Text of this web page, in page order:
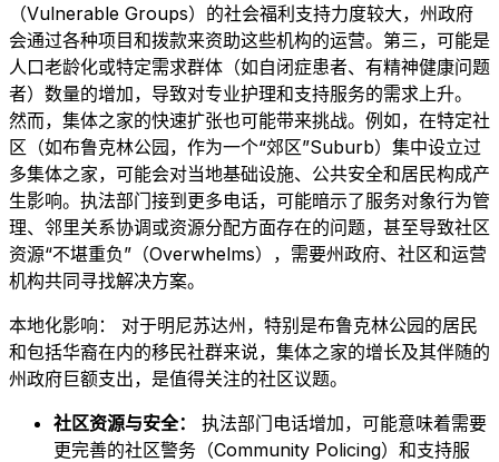
（Vulnerable Groups）的社会福利支持力度较大，州政府
会通过各种项目和拨款来资助这些机构的运营。第三，可能是
人口老龄化或特定需求群体（如自闭症患者、有精神健康问题
者）数量的增加，导致对专业护理和支持服务的需求上升。
然而，集体之家的快速扩张也可能带来挑战。例如，在特定社
区（如布鲁克林公园，作为一个“郊区”Suburb）集中设立过
多集体之家，可能会对当地基础设施、公共安全和居民构成产
生影响。执法部门接到更多电话，可能暗示了服务对象行为管
理、邻里关系协调或资源分配方面存在的问题，甚至导致社区
资源“不堪重负”（Overwhelms），需要州政府、社区和运营
机构共同寻找解决方案。
本地化影响： 对于明尼苏达州，特别是布鲁克林公园的居民
和包括华裔在内的移民社群来说，集体之家的增长及其伴随的
州政府巨额支出，是值得关注的社区议题。
社区资源与安全：
执法部门电话增加，可能意味着需要
更完善的社区警务（Community Policing）和支持服